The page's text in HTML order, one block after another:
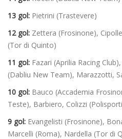
13 gol: Pietrini (Trastevere)
12 gol: Zettera (Frosinone),
(Tor di Quinto)
11 gol: Fazari (Aprilia Racing
(Dabliu New Team), Marazzotti,
10 gol: Bauco (Accademia
Teste), Barbiero, Colizzi
9 gol: Evangelisti (Frosinone),
Marcelli (Roma), Nardella (Tor di